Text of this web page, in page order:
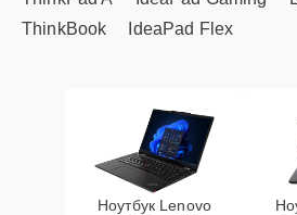
ThinkBook
IdeaPad Flex
Ноутбук Lenovo